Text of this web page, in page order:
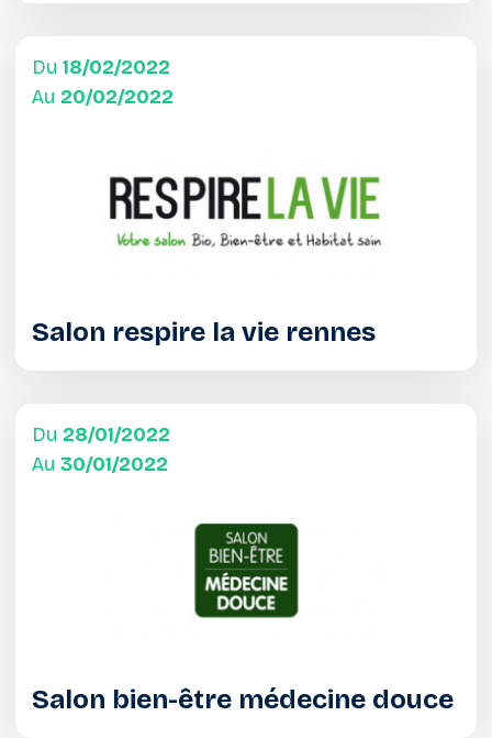
Du 18/02/2022
Au 20/02/2022
Salon respire la vie rennes
Du 28/01/2022
Au 30/01/2022
Salon bien-être médecine douce